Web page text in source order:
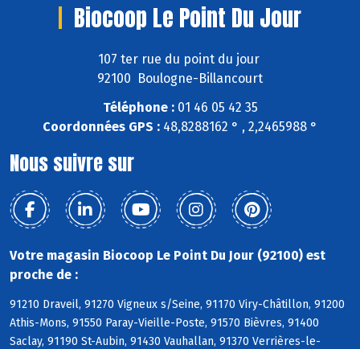
Biocoop Le Point Du Jour
107 ter rue du point du jour
92100 Boulogne-Billancourt
Téléphone :01 46 05 42 35
Coordonnées GPS : 48,8288162 ° , 2,2465988 °
Nous suivre sur
Votre magasin Biocoop Le Point Du Jour (92100) est
proche de :
91210 Draveil, 91270 Vigneux s/Seine, 91170 Viry-Châtillon, 91200
Athis-Mons, 91550 Paray-Vieille-Poste, 91570 Bièvres, 91400
Saclay, 91190 St-Aubin, 91430 Vauhallan, 91370 Verrières-le-